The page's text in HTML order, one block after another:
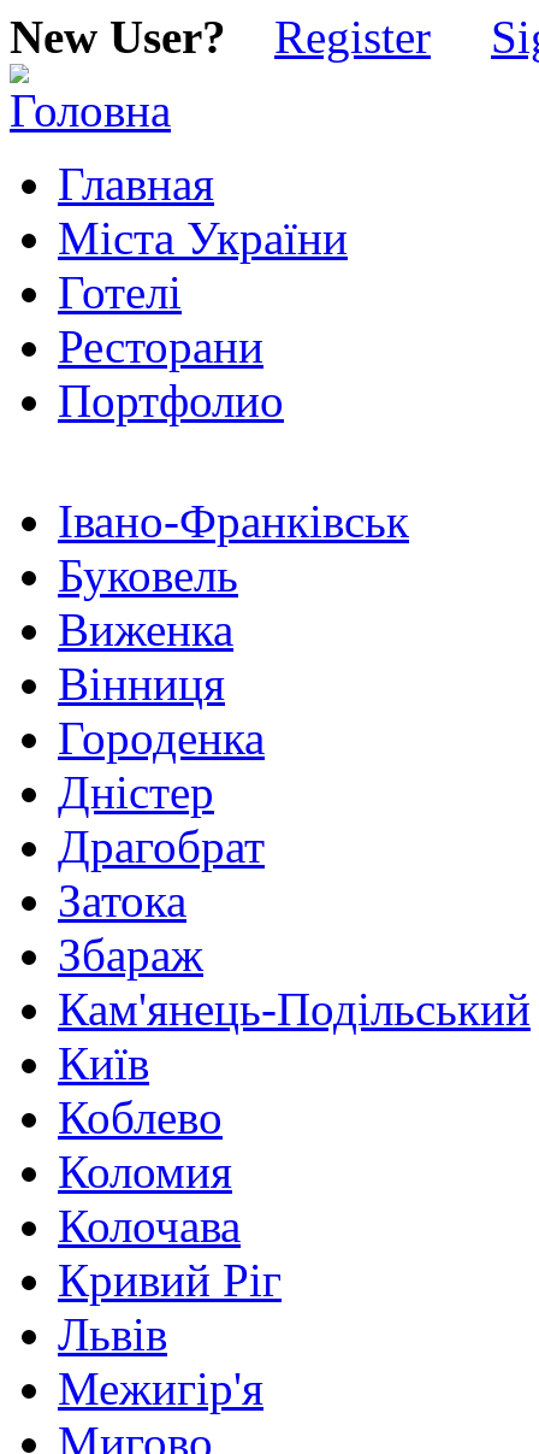
New User? Register
Главная
Міста України
Готелі
Ресторани
Портфолио
Івано-Франківськ
Буковель
Виженка
Вінниця
Городенка
Дністер
Драгобрат
Затока
Збараж
Кам'янець-Подільський
Київ
Коблево
Коломия
Колочава
Кривий Ріг
Львів
Межигір'я
Мигово